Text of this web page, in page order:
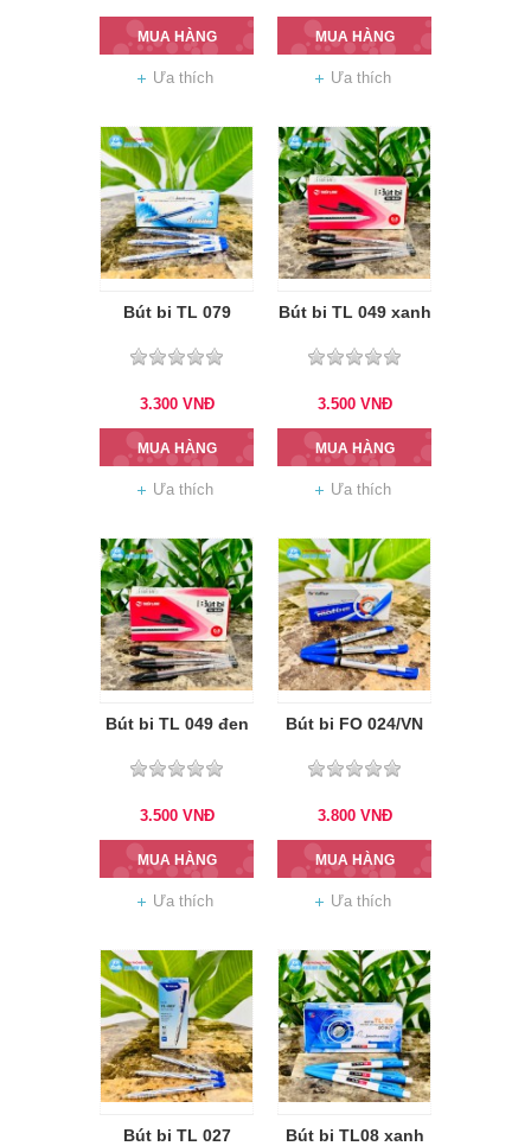
MUA HÀNG
Ưa thích
MUA HÀNG
Ưa thích
Bút bi TL 079
3.300 VNĐ
MUA HÀNG
Ưa thích
Bút bi TL 049 xanh
3.500 VNĐ
MUA HÀNG
Ưa thích
Bút bi TL 049 đen
3.500 VNĐ
MUA HÀNG
Ưa thích
Bút bi FO 024/VN
3.800 VNĐ
MUA HÀNG
Ưa thích
Bút bi TL 027 Bút bi TL08 xanh